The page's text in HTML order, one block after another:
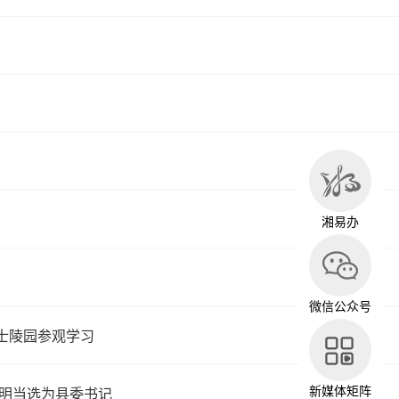
陵园参观学习
当选为县委书记
湘易办
微信公众号
新媒体矩阵